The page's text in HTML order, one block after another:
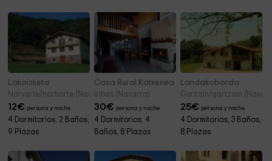
Lakoizketa
Narvarte/narbarte (Navarra)
12€ persona y noche
4 Dormitorios, 2 Baños,
9 Plazas
Casa Rural Katxenea
Iribas (Navarra)
30€ persona y noche
4 Dormitorios, 4
Baños, 8 Plazas
Landakoborda
Garzain/gartzain
25€ persona y noche
4 Dormitorios, 3 Baños,
8 Plazas